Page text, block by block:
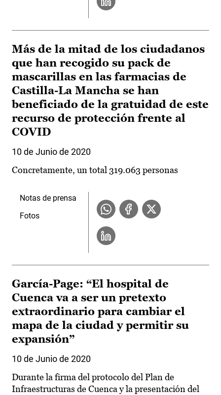
Más de la mitad de los ciudadanos
que han recogido su pack de
mascarillas en las farmacias de
Castilla-La Mancha se han
beneficiado de la gratuidad de este
recurso de protección frente al
COVID
10 de Junio de 2020
Concretamente, un total 319.063 personas
Notas de prensa
Fotos
García-Page: “El hospital de
Cuenca va a ser un pretexto
extraordinario para cambiar el
mapa de la ciudad y permitir su
expansión”
10 de Junio de 2020
Durante la firma del protocolo del Plan de
Infraestructuras de Cuenca y la presentación del